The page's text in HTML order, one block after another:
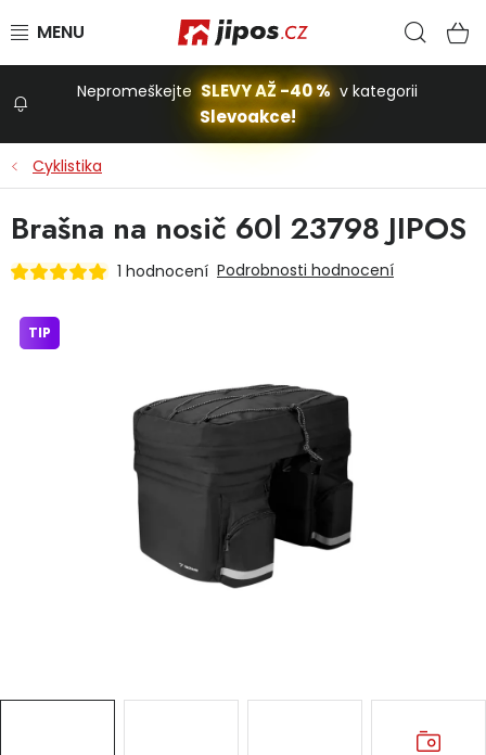
Stavba a dům
Domácnost
Autodoplňky
Ochranné pomůcky
Nepromeškejte SLEVY AŽ -40 % v kategorii
Slevoakce!
Cyklistika
Brašna na nosič 60l 23798 JIPOS
1 hodnocení Podrobnosti hodnocení
TIP